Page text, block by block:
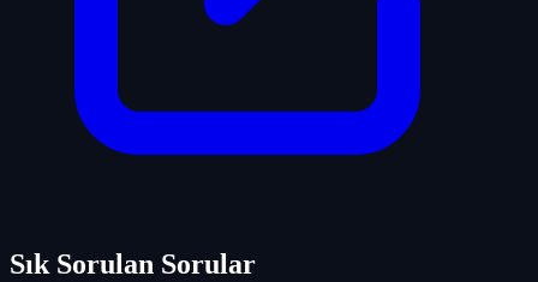
Sık Sorulan Sorular